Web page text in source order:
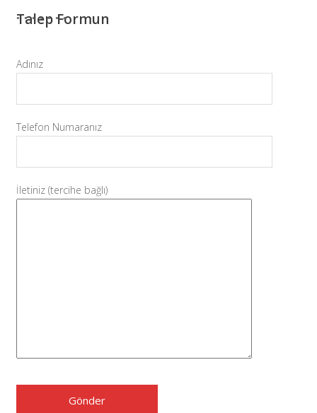
Talep Formun
Adınız
Telefon Numaranız
İletiniz (tercihe bağlı)